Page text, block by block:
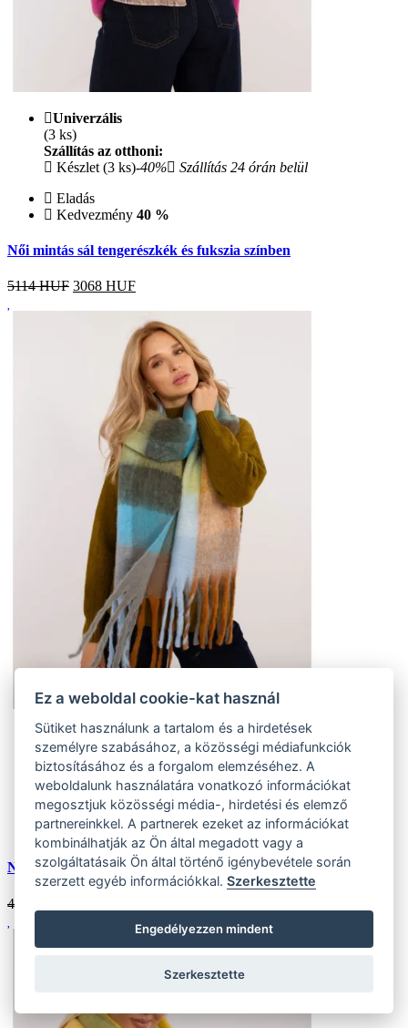
Univerzális
(3 ks)
Szállítás az otthoni:
Készlet (3 ks)-40%
Szállítás 24 órán belül
Eladás
Kedvezmény 40 %
Női mintás sál tengerészkék és fukszia színben
5114 HUF 3068 HUF
Univerzális
(4 ks)
Szállítás az otthoni:
Készlet (4 ks)-40% Szállítás 24 órán belül
Eladás
Kedvezmény 40 %
Női téli kockás sál
4474 HUF
Ez a weboldal cookie-kat használ
Sütiket használunk a tartalom és a hirdetések
személyre szabásához, a közösségi médiafunkciók
biztosításához és a forgalom elemzéséhez. A
weboldalunk használatára vonatkozó információkat
megosztjuk közösségi média-, hirdetési és elemző
partnereinkkel. A partnerek ezeket az információkat
kombinálhatják az Ön által megadott vagy a
szolgáltatásaik Ön által történő igénybevétele során
szerzett egyéb információkkal.Szerkesztette
Engedélyezzen mindent
Szerkesztette